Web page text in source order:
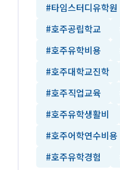
#타임스터디유학원
#호주공립학교
#호주유학비용
#호주대학교진학
#호주직업교육
#호주유학생활비
#호주어학연수비용
#호주유학경험